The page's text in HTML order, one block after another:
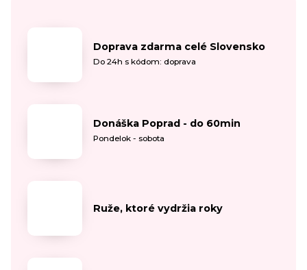
Doprava zdarma celé Slovensko
Do 24h s kódom: doprava
Donáška Poprad - do 60min
Pondelok - sobota
Ruže, ktoré vydržia roky